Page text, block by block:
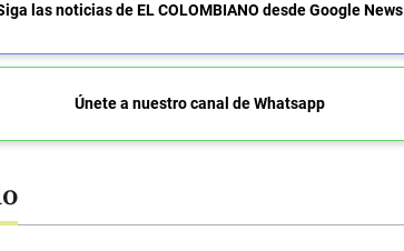
las noticias de EL COLOMBIANO desde Google News
Únete a nuestro canal de Whatsapp